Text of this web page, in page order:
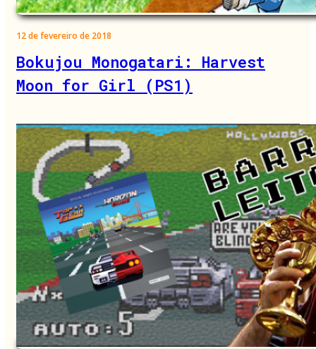
12 de fevereiro de 2018
Bokujou Monogatari: Harvest
Moon for Girl (PS1)